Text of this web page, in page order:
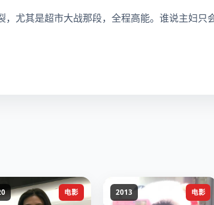
尤其是超市大战那段，全程高能。谁说主妇只
电影 电影
2013